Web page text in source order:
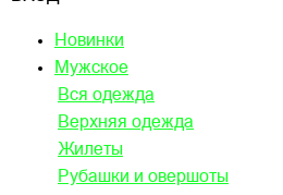
Новинки
Мужское
Вся одежда
Верхняя одежда
Жилеты
Рубашки и овершоты